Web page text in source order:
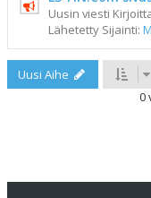
Uusin viesti
Lähetetty Sijainti:
Uusi Aihe
0